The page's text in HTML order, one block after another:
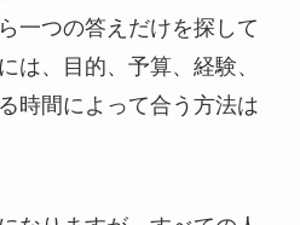
一つの答えだけを探して
は、目的、予算、経験、
時間によって合う方法は